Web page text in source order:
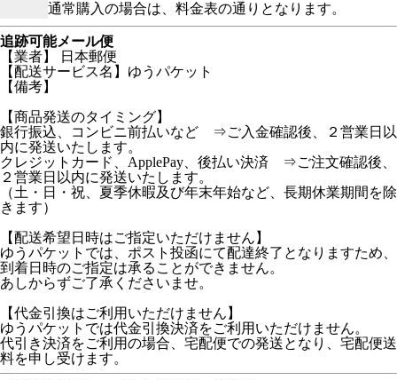
通常購入の場合は、料金表の通りとなります。
追跡可能メール便
【業者】 日本郵便
【配送サービス名】ゆうパケット
【備考】
【商品発送のタイミング】
銀行振込、コンビニ前払いなど ⇒ご入金確認後、２営業日以
内に発送いたします。
クレジットカード、ApplePay、後払い決済 ⇒ご注文確認後、
２営業日以内に発送いたします。
（土・日・祝、夏季休暇及び年末年始など、長期休業期間を除
きます）
【配送希望日時はご指定いただけません】
ゆうパケットでは、ポスト投函にて配達終了となりますため、
到着日時のご指定は承ることができません。
あしからずご了承くださいませ。
【代金引換はご利用いただけません】
ゆうパケットでは代金引換決済をご利用いただけません。
代引き決済をご利用の場合、宅配便での発送となり、宅配便送
料を申し受けます。